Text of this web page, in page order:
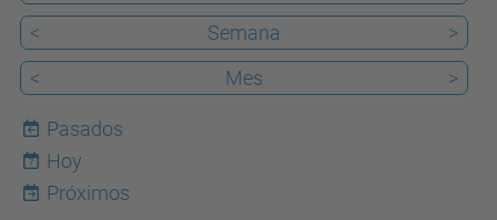
<
Semana
>
<
Mes >
Pasados
7
Hoy
Próximos